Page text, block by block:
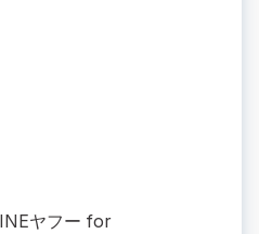
ー for